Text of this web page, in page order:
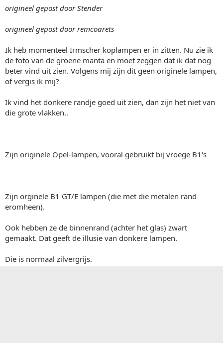
origineel gepost door Stender
origineel gepost door remcoarets
Ik heb momenteel Irmscher koplampen er in zitten. Nu zie ik
de foto van de groene manta en moet zeggen dat ik dat nog
beter vind uit zien. Volgens mij zijn dit geen originele lampen,
of vergis ik mij?
Ik vind het donkere randje goed uit zien, dan zijn het niet van
die grote vlakken..
Zijn originele Opel-lampen, vooral gebruikt bij vroege B1's
Zijn orginele B1 GT/E lampen (die met die metalen rand
eromheen).
Ook hebben ze de binnenrand (achter het glas) zwart
gemaakt. Dat geeft de illusie van donkere lampen.
Die is normaal zilvergrijs.